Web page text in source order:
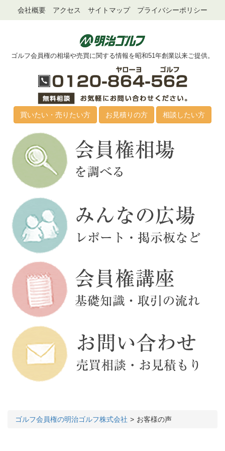
会社概要 アクセス サイトマップ プライバシーポリシー
ゴルフ会員権の相場や売買に関する情報を昭和51年創業以来ご提供。
買いたい・売りたい方 お見積りの方 相談したい方
ゴルフ会員権の明治ゴルフ株式会社 お客様の声